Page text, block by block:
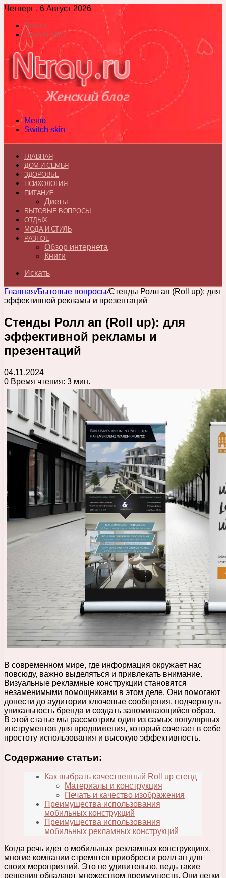
Четверг , 6 Август 2026
Войти
Switch skin
Меню
Switch skin
ГЛАВНАЯ
ДОМ И СЕМЬЯ
ЗДОРОВЬЕ
ПСИХОЛОГИЯ
ПИТАНИЕ
Диеты
БЫТОВЫЕ ВОПРОСЫ
ОТДЫХ
МОДА И СТИЛЬ
РАЗНОЕ
Обзор интернета
Книги
Искать
Главная/Бытовые вопросы/Стенды Ролл ап (Roll up): для
эффективной рекламы и презентаций
Стенды Ролл ап (Roll up): для
эффективной рекламы и
презентаций
04.11.2024
0 Время чтения: 3 мин.
В современном мире, где информация окружает нас
повсюду, важно выделяться и привлекать внимание.
Визуальные рекламные конструкции становятся
незаменимыми помощниками в этом деле. Они помогают
донести до аудитории ключевые сообщения, подчеркнуть
уникальность бренда и создать запоминающийся образ.
В этой статье мы рассмотрим один из самых популярных
инструментов для продвижения, который сочетает в себе
простоту использования и высокую эффективность.
Содержание статьи:
Как выбрать качественный Roll up стенд
Материалы и конструкция
Печать и качество изображения
Преимущества использования
мобильных конструкций
Преимущества использования
мобильных рекламных конструкций
Когда речь идет о мобильных рекламных конструкциях,
многие компании стремятся приобрести ролл ап для
своих мероприятий. Это не удивительно, ведь такие
решения обладают множеством преимуществ. Они легки